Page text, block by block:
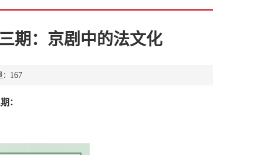
期：京剧中的法文化
167
：